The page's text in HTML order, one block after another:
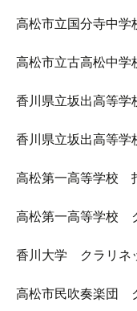
高松市立国分寺中
高松市立古高松中
香川県立坂出高等
香川県立坂出高等
高松第一高等学校
高松第一高等学校
香川大学 クラリネ
高松市民吹奏楽団